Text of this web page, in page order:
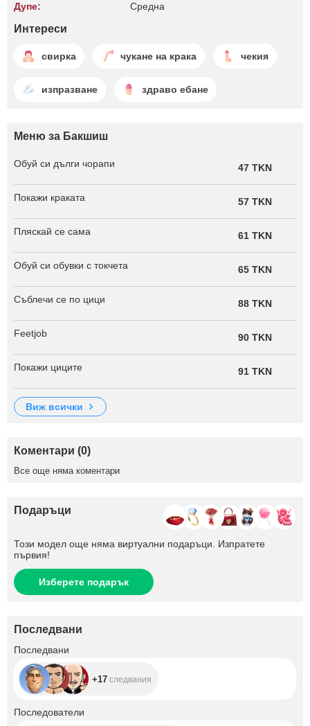
Дупе: Среднa
Интереси
свирка чукане на крака чекия
изпразване здраво ебане
Меню за Бакшиш
Обуй си дълги чорапи 47 TKN
Покажи краката 57 TKN
Пляскай се сама 61 TKN
Обуй си обувки с токчета 65 TKN
Съблечи се по цици 88 TKN
Feetjob 90 TKN
Покажи циците 91 TKN
виж всички
Коментари (0)
Все още няма коментари
Подаръци
Този модел още няма виртуални подаръци. Изпратете
първия!
Изберете подарък
Последвани
Последвани
+17 следвания
Последователи